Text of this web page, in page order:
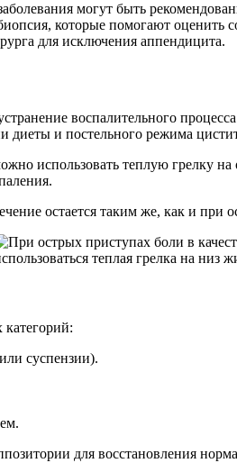
могут быть
которые помогают
для исключения аппендицита.
воспалительного
и постельного режима
использовать теплую грелку
остается таким же, как и при
суспензии).
для восстановления